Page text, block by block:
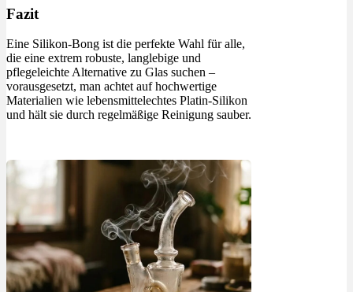
Fazit
Eine Silikon-Bong ist die perfekte Wahl für alle,
die eine extrem robuste, langlebige und
pflegeleichte Alternative zu Glas suchen –
vorausgesetzt, man achtet auf hochwertige
Materialien wie lebensmittelechtes Platin-Silikon
und hält sie durch regelmäßige Reinigung sauber.